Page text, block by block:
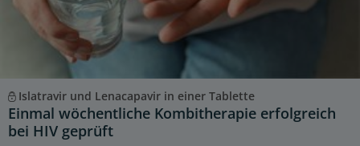
Islatravir und Lenacapavir in einer Tablette
Einmal wöchentliche Kombitherapie erfolgreich
bei HIV geprüft